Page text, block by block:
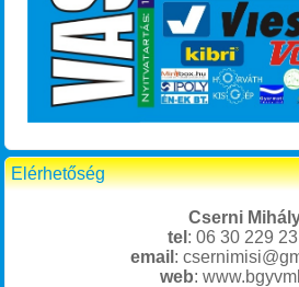
Elérhetőség
Cserni
tel : 06 30 229
email :
web: